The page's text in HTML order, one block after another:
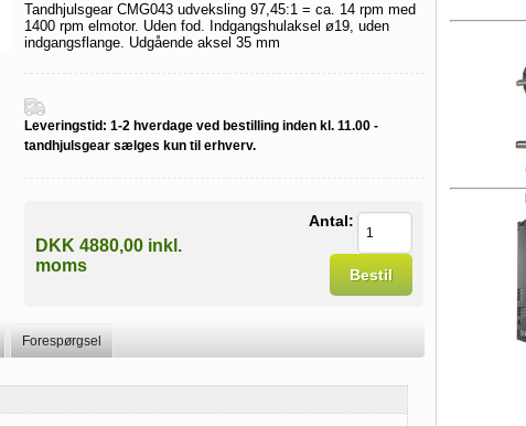
Tandhjulsgear CMG043 udveksling 97,45:1 = ca. 14 rpm med
1400 rpm elmotor. Uden fod. Indgangshulaksel ø19, uden
indgangsflange. Udgående aksel 35 mm
Leveringstid: 1-2 hverdage ved bestilling inden kl. 11.00 -
tandhjulsgear sælges kun til erhverv.
DKK 4880,00 inkl.
moms
Antal:
Bestil
Forespørgsel